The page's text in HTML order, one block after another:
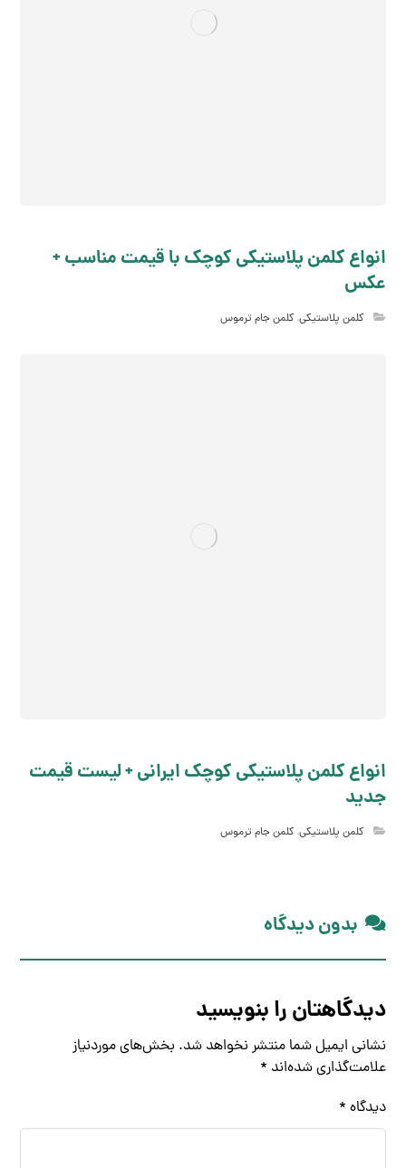
انواع کلمن پلاستیکی کوچک با قیمت مناسب +
عکس
کلمن پلاستیکی,کلمن جام ترموس
انواع کلمن پلاستیکی کوچک ایرانی + لیست قیمت
جدید
کلمن پلاستیکی,کلمن جام ترموس
بدون دیدگاه
دیدگاهتان را بنویسید
نشانی ایمیل شما منتشر نخواهد شد. بخش‌های موردنیاز
علامت‌گذاری شده‌اند *
دیدگاه *